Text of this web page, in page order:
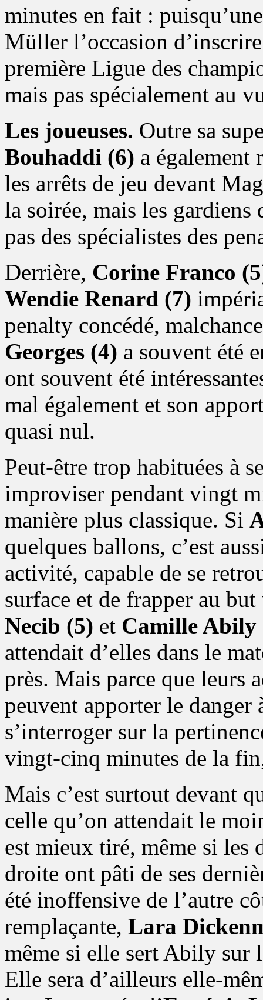
minutes en fait :
Müller l’occasion
première Ligue des
mais pas spécialement au
Les joueuses. Outre sa
Bouhaddi (6) a également
les arrêts de jeu devant
la soirée, mais les
pas des spécialistes des
Derrière, Corine Franco
Wendie Renard (7)
penalty concédé,
Georges (4) a souvent été
ont souvent été
mal également et son
quasi nul.
Peut-être trop habituées à
improviser pendant vingt
manière plus classique. Si
quelques ballons, c’est
activité, capable de se
surface et de frapper au
Necib (5) et Camille Abily
attendait d’elles dans le
près. Mais parce que leurs
peuvent apporter le danger
s’interroger sur la
vingt-cinq minutes de la
Mais c’est surtout devant
celle qu’on attendait le
est mieux tiré, même si les
droite ont pâti de ses
été inoffensive de l’autre
remplaçante, Lara
même si elle sert Abily sur
Elle sera d’ailleurs elle-